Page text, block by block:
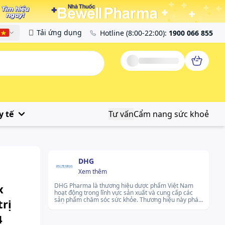
Việt Tải ứng dụng Hotline (8:00-22:00): 1900 066 855
tế Tư vấnCẩm nang sức khoẻ
DHG
Xem thêm
DHG Pharma là thương hiệu dược phẩm Việt Nam
hoạt động trong lĩnh vực sản xuất và cung cấp các
sản phẩm chăm sóc sức khỏe. Thương hiệu này phát